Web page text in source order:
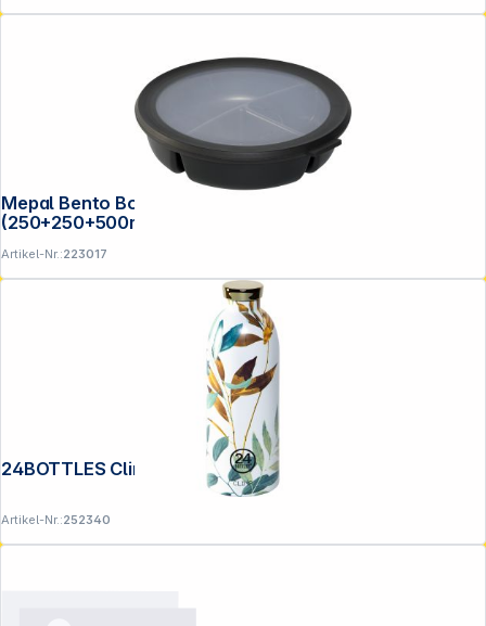
Mepal Bento Bowl Cirqula nordic black
(250+250+500ml)
Artikel-Nr.:223017
24BOTTLES Clima Bottle Tivoli 850 ml
Artikel-Nr.:252340